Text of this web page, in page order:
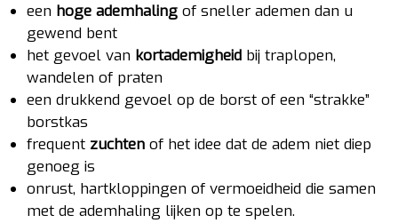
een hoge ademhaling of sneller ademen dan u
gewend bent
het gevoel van kortademigheid bij traplopen,
wandelen of praten
een drukkend gevoel op de borst of een “strakke”
borstkas
frequent zuchten of het idee dat de adem niet diep
genoeg is
onrust, hartkloppingen of vermoeidheid die samen
met de ademhaling lijken op te spelen.